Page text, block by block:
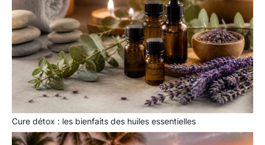
Cure détox : les bienfaits des huiles essentielles